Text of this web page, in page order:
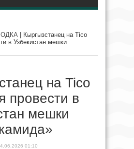
Кыргызстанец на Tico
в Узбекистан мешки
на Tico
провести в
мешки
01:10